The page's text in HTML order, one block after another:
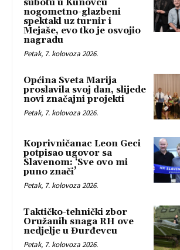
subotu u Kunovcu
nogometno-glazbeni
spektakl uz turnir i
Mejaše, evo tko je osvojio
nagradu
Petak, 7. kolovoza 2026.
Općina Sveta Marija
proslavila svoj dan, slijede
novi značajni projekti
Petak, 7. kolovoza 2026.
Koprivničanac Leon Geci
potpisao ugovor sa
Slavenom: ‘Sve ovo mi
puno znači’
Petak, 7. kolovoza 2026.
Taktičko-tehnički zbor
Oružanih snaga RH ove
nedjelje u Đurđevcu
Petak, 7. kolovoza 2026.